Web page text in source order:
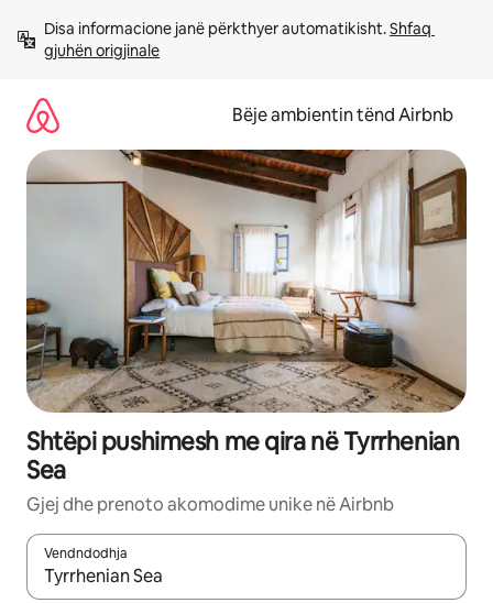
përmbajtja
Disa informacione janë përkthyer automatikisht. Shfaq
gjuhën origjinale
Bëje ambientin tënd Airbnb
Shtëpi pushimesh me qira në Tyrrhenian
Sea
Gjej dhe prenoto akomodime unike në Airbnb
Vendndodhja
Kur rezultatet të jenë të disponueshme, lëviz me butonat e